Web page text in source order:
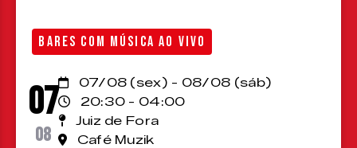
BARES COM MÚSICA AO VIVO
07
08
07/08 (sex) - 08/08 (sáb)
20:30 - 04:00
Juiz de Fora
Café Muzik